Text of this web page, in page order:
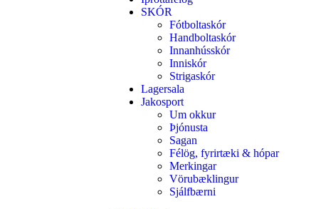
SKÓR
Fótboltaskór
Handboltaskór
Innanhússkór
Inniskór
Strigaskór
Lagersala
Jakosport
Um okkur
Þjónusta
Sagan
Félög, fyrirtæki & hópar
Merkingar
Vörubæklingur
Sjálfbærni